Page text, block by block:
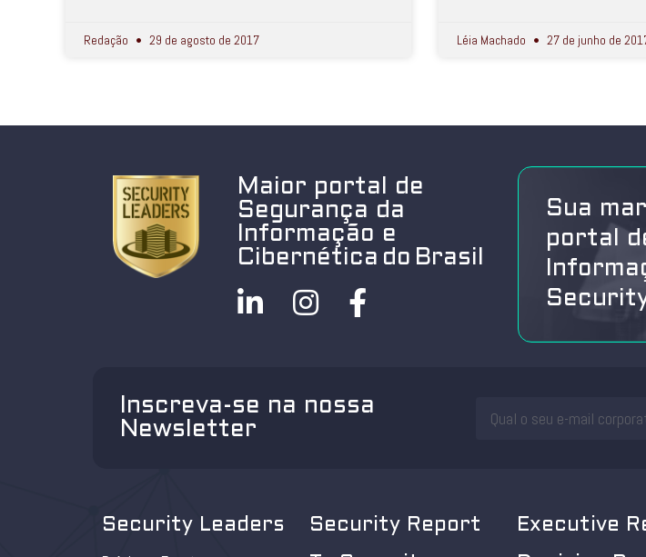
Redação 29 de agosto de 2017 Léia Machado 27 de junho de
Maior portal de
Segurança da
Informação e
Cibernética do Brasil
Sua
portal
Inscreva-se na nossa
Newsletter
Security Leaders
Security Report
Executive